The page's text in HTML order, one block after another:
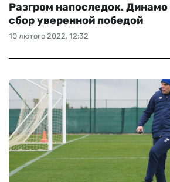
10 лютого 2022, 12:32
Разгром напоследок.
сбор уверенной победой